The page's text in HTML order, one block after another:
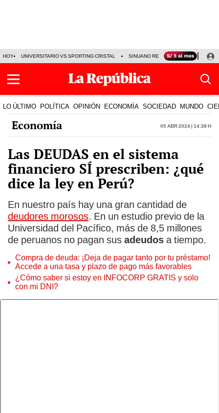
HOY UNIVERSITARIO VS SPORTING CRISTAL SINUANO RESULTADOS HOY
LO ÚLTIMO POLÍTICA OPINIÓN ECONOMÍA SOCIEDAD MUNDO
Economía 05 Abr 2024 | 14:38 h
Las DEUDAS en el sistema
financiero SÍ prescriben: ¿qué
dice la ley en Perú?
En nuestro país hay una gran cantidad de
deudores morosos. En un estudio previo de la
Universidad del Pacífico, más de 8,5 millones
de peruanos no pagan sus adeudos a tiempo.
Compra de deuda: ¡Deja de pagar tanto por tu préstamo!
Accede a una tasa y plazo de pago más favorables
¿Cómo saber si estoy en INFOCORP GRATIS y solo
con mi DNI?